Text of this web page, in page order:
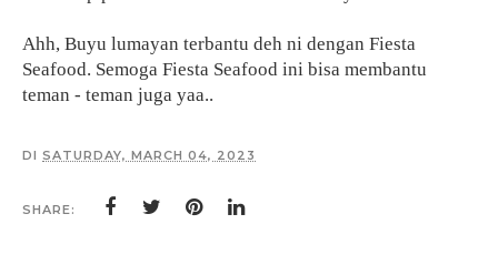
Ahh, Buyu lumayan terbantu deh ni dengan Fiesta
Seafood. Semoga Fiesta Seafood ini bisa membantu
teman - teman juga yaa..
DI SATURDAY, MARCH 04, 2023
SHARE: